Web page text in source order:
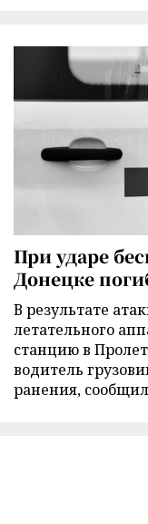
При ударе
Донецке
В результате
летательного
станцию в
водитель
ранения,